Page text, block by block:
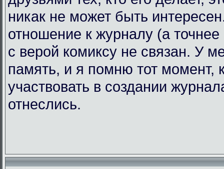
никак не может быть
отношение к журналу (а точнее
с верой комиксу не связан. У
память, и я помню тот момент,
участвовать в создании
отнеслись.